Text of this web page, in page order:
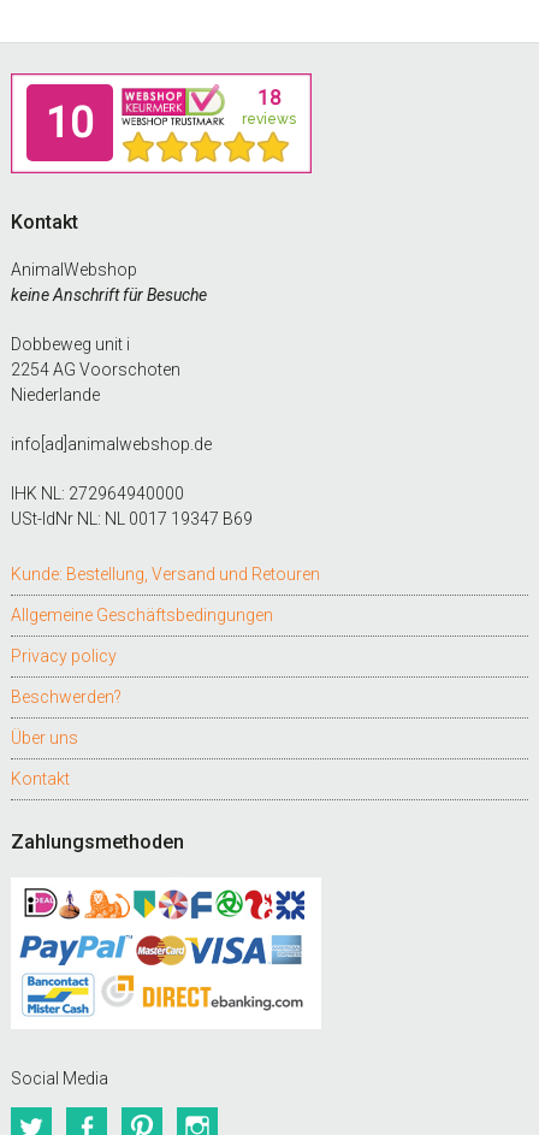
Footer
Kontakt
AnimalWebshop
keine Anschrift für Besuche
Dobbeweg unit i
2254 AG Voorschoten
Niederlande
info[ad]animalwebshop.de
IHK NL: 272964940000
USt-IdNr NL: NL 0017 19347 B69
Kunde: Bestellung, Versand und Retouren
Allgemeine Geschäftsbedingungen
Privacy policy
Beschwerden?
Über uns
Kontakt
Zahlungsmethoden
Social Media
TwitterFacebookPinterest